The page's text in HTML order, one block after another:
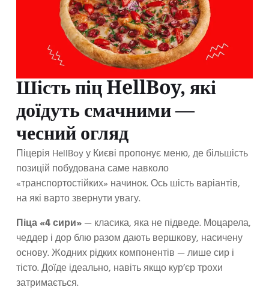
Шість піц HellBoy, які
доїдуть смачними —
чесний огляд
Піцерія HellBoy у Києві пропонує меню, де більшість
позицій побудована саме навколо
«транспортостійких» начинок. Ось шість варіантів,
на які варто звернути увагу.
Піца «4 сири»— класика, яка не підведе. Моцарела,
чеддер і дор блю разом дають вершкову, насичену
основу. Жодних рідких компонентів — лише сир і
тісто. Доїде ідеально, навіть якщо кур’єр трохи
затримається.